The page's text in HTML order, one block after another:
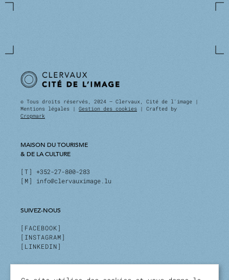
© Tous droits réservés, 2024 — Clervaux, Cité de l'image |
Mentions légales | Gestion des cookies | Crafted by
Cropmark
MAISON DU TOURISME
& DE LA CULTURE
T
+352-27-800-283
M
info@clervauximage.lu
SUIVEZ-NOUS
FACEBOOK
INSTAGRAM
LINKEDIN
INSCRIVEZ-VOUS À NOTRE NEWSLETTER